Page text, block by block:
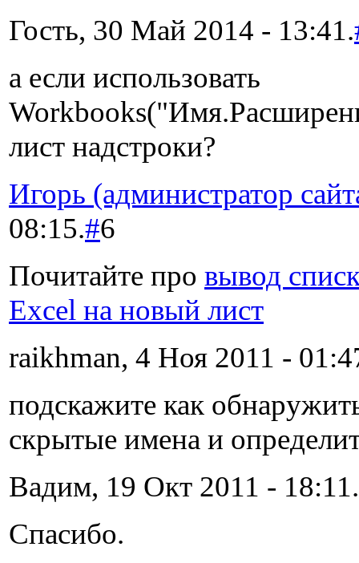
Гость, 30 Май 2014 - 13:41.
а если использовать
лист надстроки?
Игорь (администратор
08:15.#6
Почитайте про вывод
Excel на новый лист
raikhman, 4 Ноя 2011 -
подскажите как
скрытые имена и
Вадим, 19 Окт 2011 - 18:11.
Спасибо.